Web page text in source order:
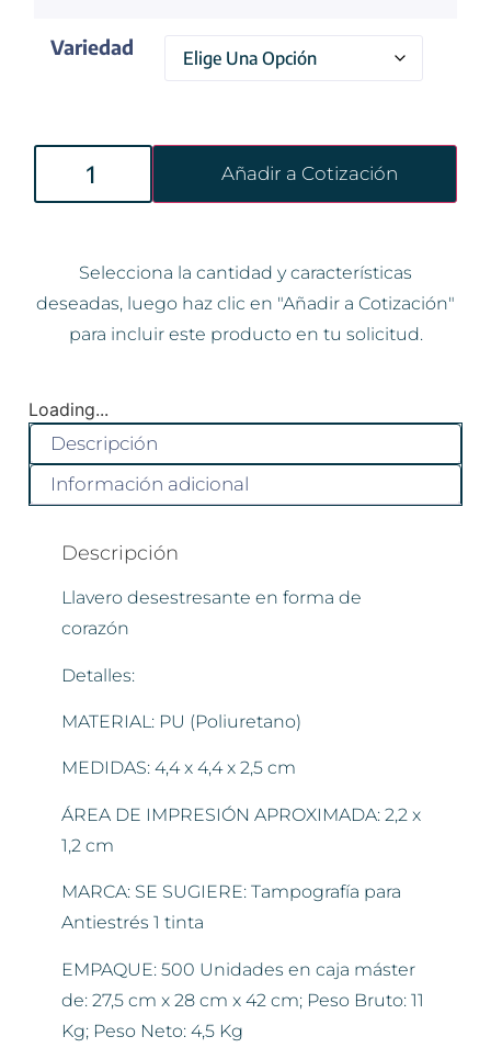
Variedad
Añadir a Cotización
Selecciona la cantidad y características
deseadas, luego haz clic en "Añadir a Cotización"
para incluir este producto en tu solicitud.
Loading...
Descripción
Información adicional
Descripción
Llavero desestresante en forma de
corazón
Detalles:
MATERIAL: PU (Poliuretano)
MEDIDAS: 4,4 x 4,4 x 2,5 cm
ÁREA DE IMPRESIÓN APROXIMADA: 2,2 x
1,2 cm
MARCA: SE SUGIERE: Tampografía para
Antiestrés 1 tinta
EMPAQUE: 500 Unidades en caja máster
de: 27,5 cm x 28 cm x 42 cm; Peso Bruto: 11
Kg; Peso Neto: 4,5 Kg